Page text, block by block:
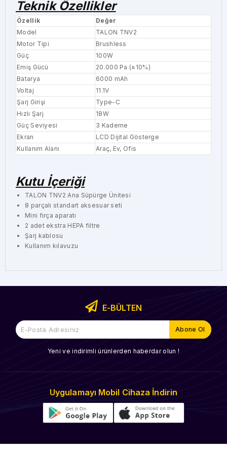
Teknik Özellikler
Özellik
Değer
Model
TALON TNV2
Motor Tipi
Brushless
Güç
100W
Emiş Gücü
20.000 Pa (±10%)
Batarya
6000 mAh
Voltaj
11.1V
Şarj Girişi
Type-C
Hızlı Şarj
18W
Güç Seviyesi
3 Kademe
Ekran
LCD Dijital Gösterge
Kullanım Alanı
Araç, Ev, Ofis
Kutu İçeriği
TALON TNV2 Ana Süpürge Ünitesi
8 parçalı standart aksesuar seti
Mini fırça aparatı
2 adet ekstra HEPA filtre
Şarj kablosu
Kullanım kılavuzu
E-BÜLTEN
Yeni ve indirimli ürünlerden haberdar olun !
Uygulamayı Mobil Cihaza İndirin